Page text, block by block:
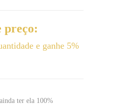
preço:
e ganhe 5%
ter ela 100%